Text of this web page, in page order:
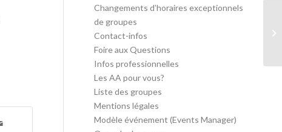
Changements d’horaires exceptionnels
de groupes
Contact-infos
Foire aux Questions
Infos professionnelles
Les AA pour vous?
Liste des groupes
Mentions légales
Modèle événement (Events Manager)